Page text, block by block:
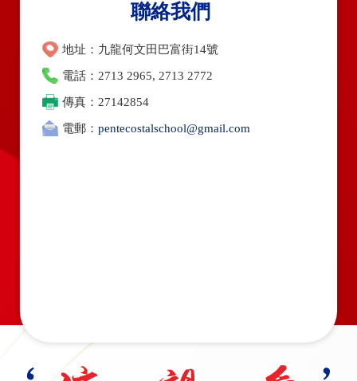
聯絡我們
地址：九龍何文田巴富街14號
電話：2713 2965, 2713 2772
傳真：27142854
電郵： pentecostalschool@gmail.com